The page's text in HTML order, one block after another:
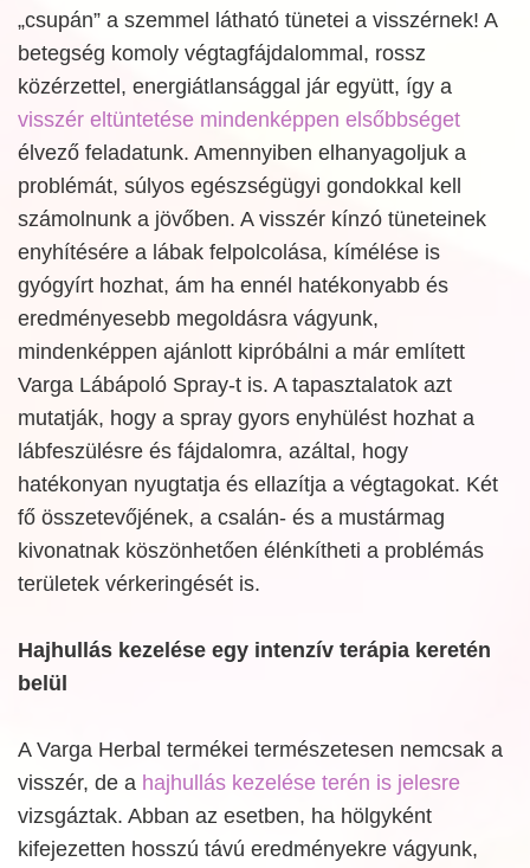
„csupán” a szemmel látható tünetei a visszérnek! A
betegség komoly végtagfájdalommal, rossz
közérzettel, energiátlansággal jár együtt, így a
visszér eltüntetése mindenképpen elsőbbséget
élvező feladatunk. Amennyiben elhanyagoljuk a
problémát, súlyos egészségügyi gondokkal kell
számolnunk a jövőben. A visszér kínzó tüneteinek
enyhítésére a lábak felpolcolása, kímélése is
gyógyírt hozhat, ám ha ennél hatékonyabb és
eredményesebb megoldásra vágyunk,
mindenképpen ajánlott kipróbálni a már említett
Varga Lábápoló Spray-t is. A tapasztalatok azt
mutatják, hogy a spray gyors enyhülést hozhat a
lábfeszülésre és fájdalomra, azáltal, hogy
hatékonyan nyugtatja és ellazítja a végtagokat. Két
fő összetevőjének, a csalán- és a mustármag
kivonatnak köszönhetően élénkítheti a problémás
területek vérkeringését is.
Hajhullás kezelése egy intenzív terápia keretén
belül
A Varga Herbal termékei természetesen nemcsak a
visszér, de a hajhullás kezelése terén is jelesre
vizsgáztak. Abban az esetben, ha hölgyként
kifejezetten hosszú távú eredményekre vágyunk,